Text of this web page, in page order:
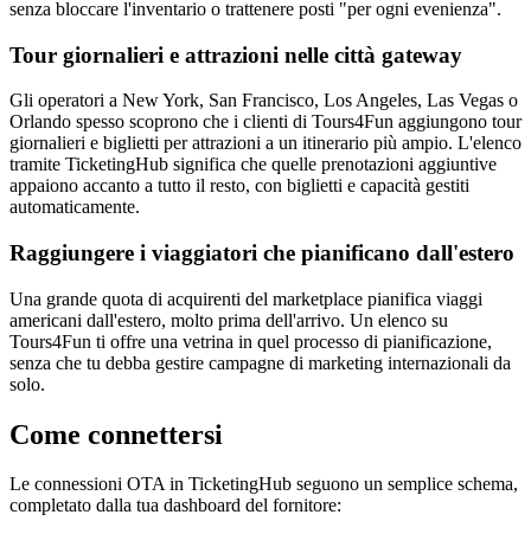
senza bloccare l'inventario o trattenere posti "per ogni evenienza".
Tour giornalieri e attrazioni nelle città gateway
Gli operatori a New York, San Francisco, Los Angeles, Las Vegas o
Orlando spesso scoprono che i clienti di Tours4Fun aggiungono tour
giornalieri e biglietti per attrazioni a un itinerario più ampio. L'elenco
tramite TicketingHub significa che quelle prenotazioni aggiuntive
appaiono accanto a tutto il resto, con biglietti e capacità gestiti
automaticamente.
Raggiungere i viaggiatori che pianificano dall'estero
Una grande quota di acquirenti del marketplace pianifica viaggi
americani dall'estero, molto prima dell'arrivo. Un elenco su
Tours4Fun ti offre una vetrina in quel processo di pianificazione,
senza che tu debba gestire campagne di marketing internazionali da
solo.
Come connettersi
Le connessioni OTA in TicketingHub seguono un semplice schema,
completato dalla tua dashboard del fornitore: